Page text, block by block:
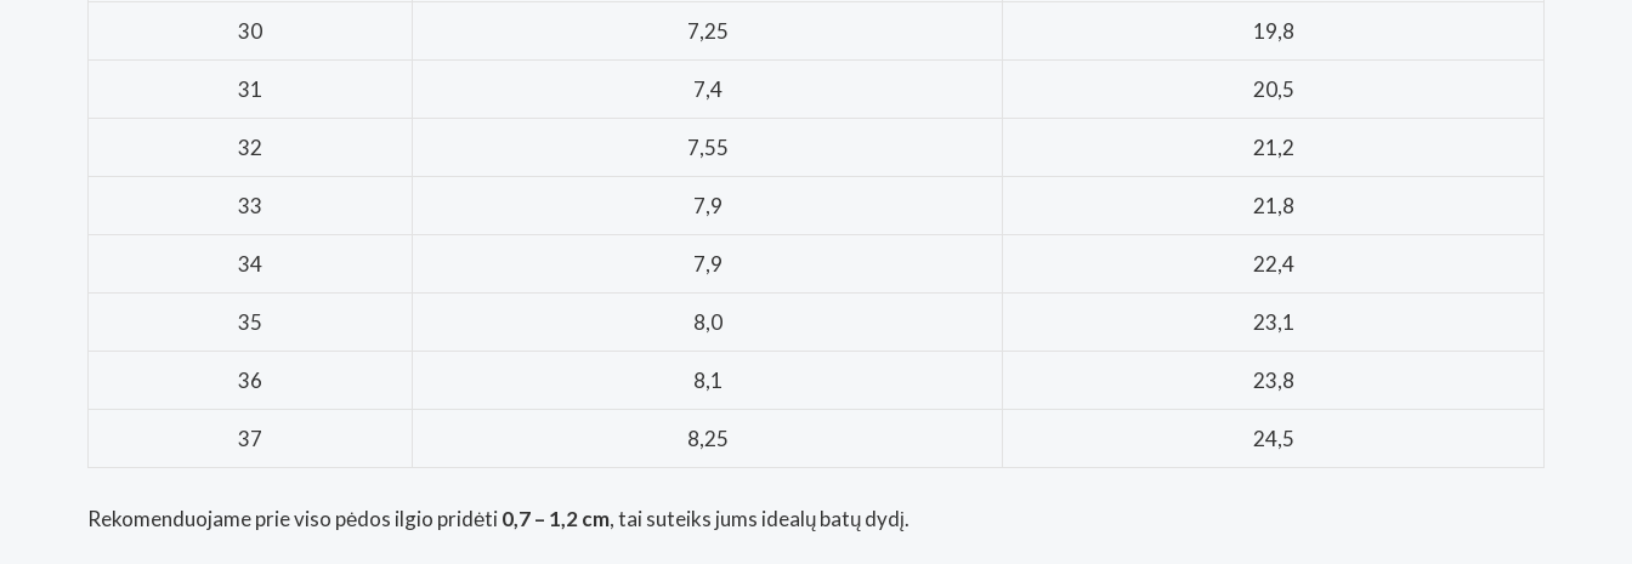
30 7,25 19,8
31 7,4 20,5
32 7,55 21,2
33 7,9 21,8
34 7,9 22,4
35 8,0 23,1
36 8,1 23,8
37 8,25 24,5
Rekomenduojame prie viso pėdos ilgio pridėti0,7 – 1,2 cm, tai suteiks jums idealų batų dydį.